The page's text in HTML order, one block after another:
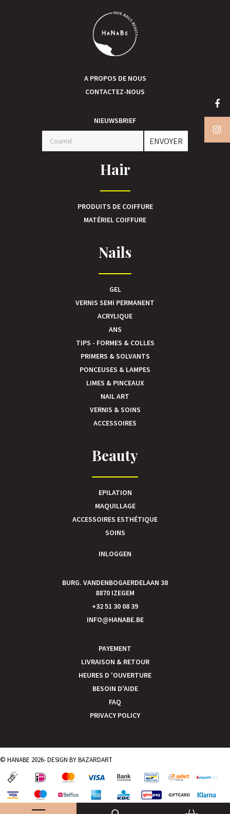
A PROPOS DE NOUS
CONTACTEZ-NOUS
NIEUWSBRIEF
ENVOYER
Hair
PRODUITS DE COIFFURE
MATÉRIEL COIFFURE
Nails
GEL
VERNIS SEMI PERMANENT
ACRYLIQUE
ANS
TIPS - FORMES & COLLES
PRIMERS & SOLVANTS
PONCEUSES & LAMPES
LIMES & PINCEAUX
NAIL ART
VERNIS & SOINS
ACCESSOIRES
Beauty
EPILATION
MAQUILLAGE
ACCESSOIRES ESTHÉTIQUE
SOINS
INLOGGEN
BURG. VANDENBOGAERDELAAN 38
8870 IZEGEM
+32 51 30 08 39
INFO@HANABE.BE
PAYEMENT
LIVRAISON & RETOUR
HEURES D 'OUVERTURE
BESOIN D'AIDE
FAQ
PRIVACY POLICY
© HANABE 2026- DESIGN BYBAZARDART